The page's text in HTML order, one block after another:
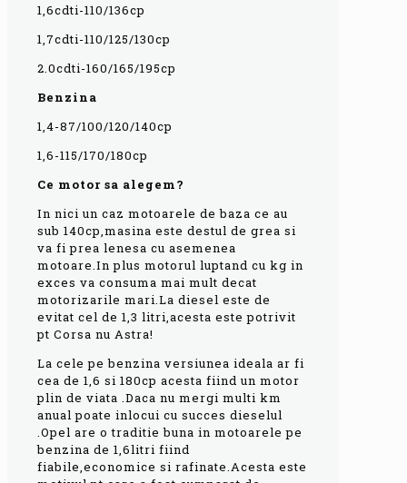
1,6cdti-110/136cp
1,7cdti-110/125/130cp
2.0cdti-160/165/195cp
Benzina
1,4-87/100/120/140cp
1,6-115/170/180cp
Ce motor sa alegem?
In nici un caz motoarele de baza ce au
sub 140cp,masina este destul de grea si
va fi prea lenesa cu asemenea
motoare.In plus motorul luptand cu kg in
exces va consuma mai mult decat
motorizarile mari.La diesel este de
evitat cel de 1,3 litri,acesta este potrivit
pt Corsa nu Astra!
La cele pe benzina versiunea ideala ar fi
cea de 1,6 si 180cp acesta fiind un motor
plin de viata .Daca nu mergi multi km
anual poate inlocui cu succes dieselul
.Opel are o traditie buna in motoarele pe
benzina de 1,6litri fiind
fiabile,economice si rafinate.Acesta este